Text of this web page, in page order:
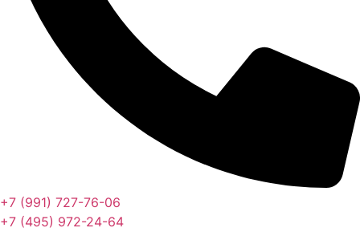
+7 (991) 727-76-06
+7 (495) 972-24-64